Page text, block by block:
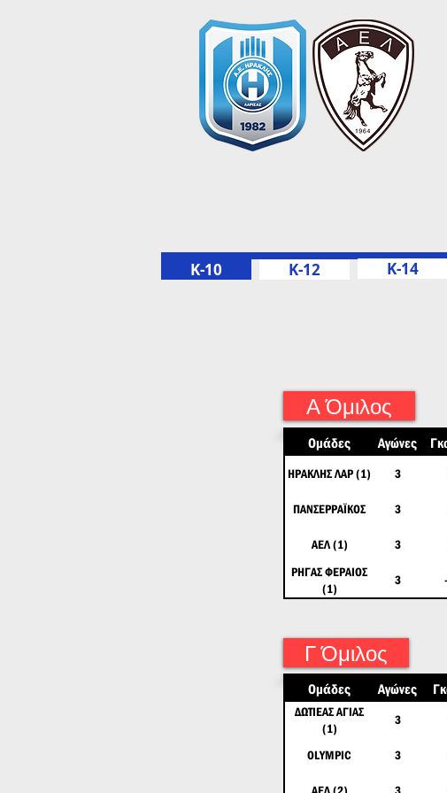
K-10 K-12 K-14
Α Όμιλος
Ομάδες Αγώνες
ΗΡΑΚΛΗΣ ΛΑΡ (1) 3
ΠΑΝΣΕΡΡΑΪΚΟΣ 3
ΑΕΛ (1) 3
ΡΗΓΑΣ ΦΕΡΑΙΟΣ
(1)
3
Γ Όμιλος
Ομάδες Αγώνες
ΔΩΤΙΕΑΣ ΑΓΙΑΣ
(1)
3
OLYMPIC 3
ΑΕΛ (2) 3